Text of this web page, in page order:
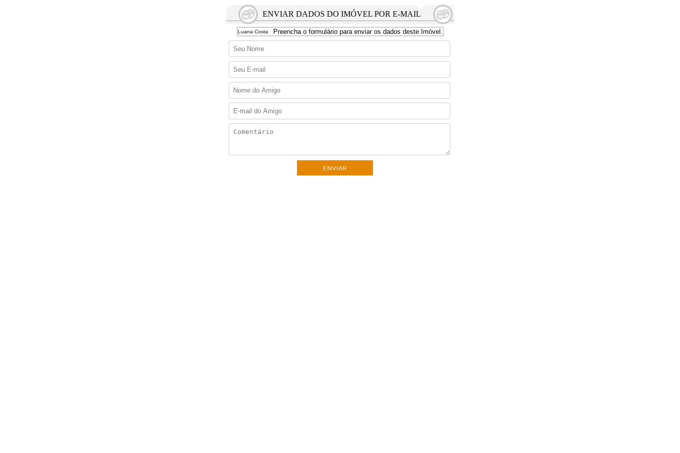
ENVIAR DADOS DO IMÓVEL POR E-MAIL
Luana Costa Preencha o formulário para enviar os dados deste Imóvel.